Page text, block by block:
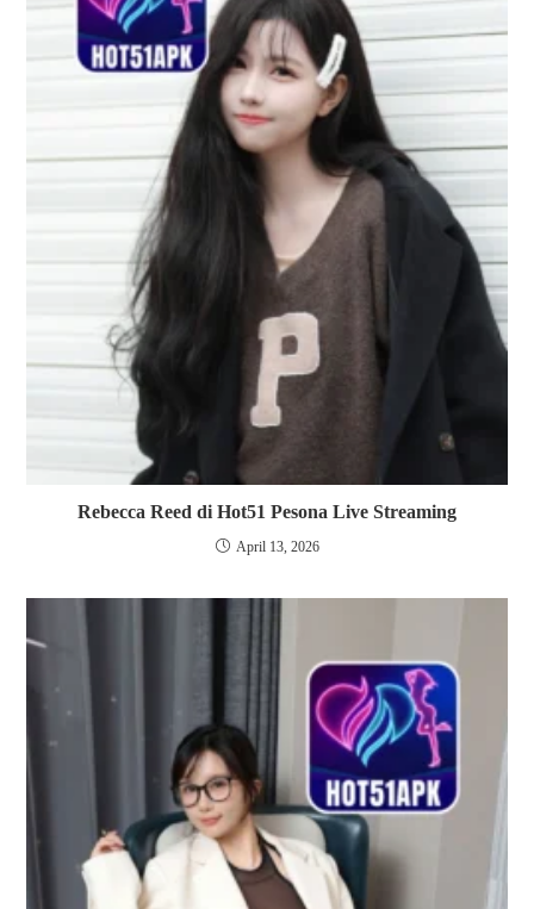
Rebecca Reed di Hot51 Pesona Live Streaming
April 13, 2026